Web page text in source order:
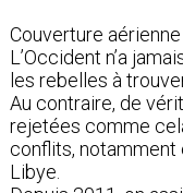
Couverture aérienne
L’Occident n’a
les rebelles à
Au contraire, de
rejetées comme
conflits, notamment
Libye.